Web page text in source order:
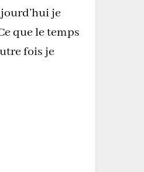
je
que le temps
fois je